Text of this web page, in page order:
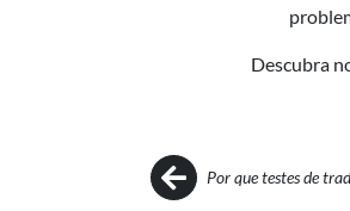
Descubra
PostPor que testes de